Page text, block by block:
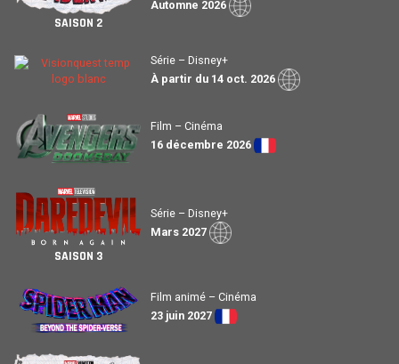
SAISON 2
Automne 2026
Série – Disney+
À partir du 14 oct. 2026
Film – Cinéma
16 décembre 2026
SAISON 3
Série – Disney+
Mars 2027
Film animé – Cinéma
23 juin 2027